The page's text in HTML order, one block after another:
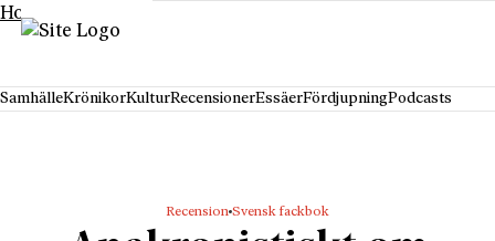
Hoppa till innehåll
SamhälleKrönikorKulturRecensionerEssäerFördjupningPodcasts
Recension Svensk fackbok